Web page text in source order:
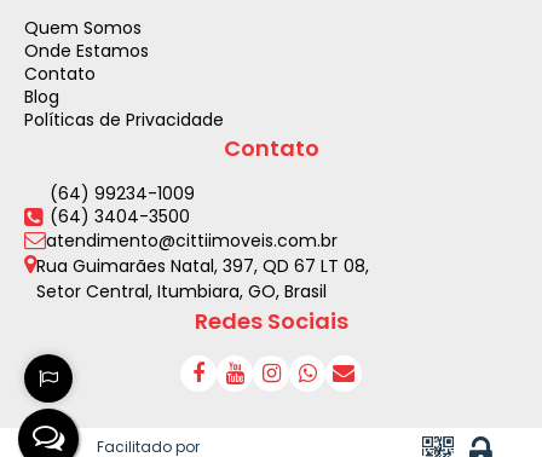
Contato
(64) 99234-1009
(64) 3404-3500
atendimento@cittiimoveis.com.br
Rua Guimarães Natal, 397, QD 67 LT 08,
Setor Central, Itumbiara, GO, Brasil
Redes Sociais
Quem Somos
Onde Estamos
Contato
Blog
Políticas de Privacidade
Facilitado por